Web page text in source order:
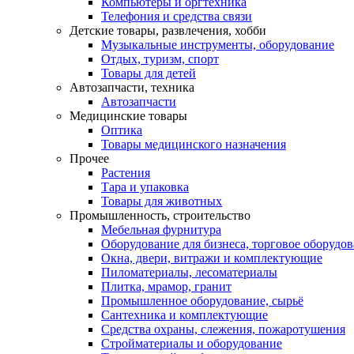
Телефония и средства связи
Детские товары, развлечения, хобби
Музыкальные инструменты, оборудование
Отдых, туризм, спорт
Товары для детей
Автозапчасти, техника
Автозапчасти
Медицинские товары
Оптика
Товары медицинского назначения
Прочее
Растения
Тара и упаковка
Товары для животных
Промышленность, строительство
Мебельная фурнитура
Оборудование для бизнеса, торговое
Окна, двери, витражи и комплектующие
Пиломатериалы, лесоматериалы
Плитка, мрамор, гранит
Промышленное оборудование, сырьё
Сантехника и комплектующие
Средства охраны, слежения, пожаротушения
Стройматериалы и оборудование